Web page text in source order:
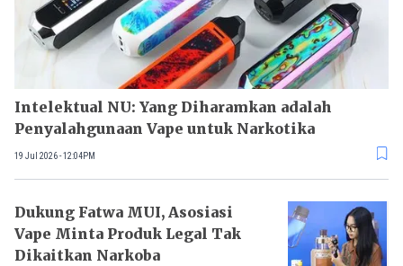
Intelektual NU: Yang Diharamkan adalah
Penyalahgunaan Vape untuk Narkotika
19 Jul 2026 - 12:04PM
Dukung Fatwa MUI, Asosiasi
Vape Minta Produk Legal Tak
Dikaitkan Narkoba